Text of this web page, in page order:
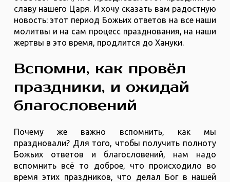
славу нашего Царя. И хочу сказать вам радостную
новость: этот период Божьих ответов на все наши
молитвы и на сам процесс празднования, на наши
жертвы в это время, продлится до Хануки.
Вспомни, как провёл
праздники, и ожидай
благословений
Почему же важно вспомнить, как мы
праздновали? Для того, чтобы получить полноту
Божьих ответов и благословений, нам надо
вспомнить всё то доброе, что происходило во
время этих праздников, что делал Бог в нашей